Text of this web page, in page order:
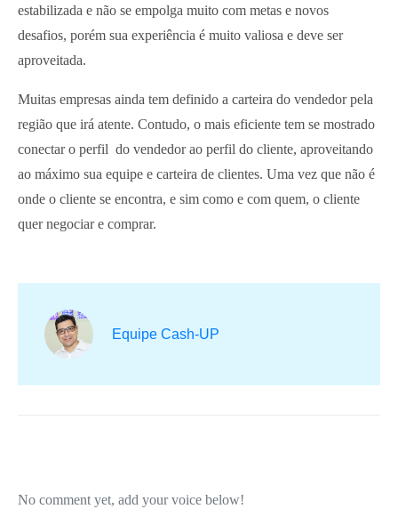
estabilizada e não se empolga muito com metas e novos
desafios, porém sua experiência é muito valiosa e deve ser
aproveitada.
Muitas empresas ainda tem definido a carteira do vendedor pela
região que irá atente. Contudo, o mais eficiente tem se mostrado
conectar o perfil do vendedor ao perfil do cliente, aproveitando
ao máximo sua equipe e carteira de clientes. Uma vez que não é
onde o cliente se encontra, e sim como e com quem, o cliente
quer negociar e comprar.
Equipe Cash-UP
No comment yet, add your voice below!